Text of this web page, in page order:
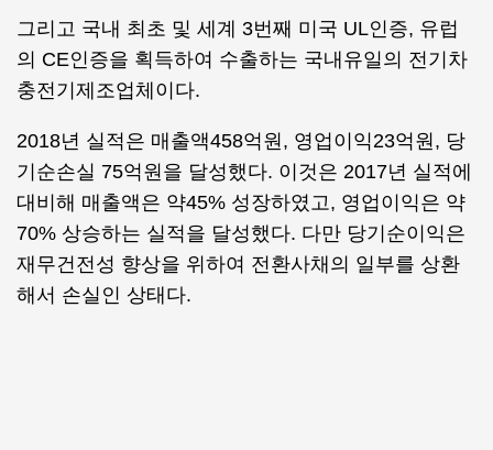
그리고 국내 최초 및 세계 3번째 미국 UL인증, 유럽
의 CE인증을 획득하여 수출하는 국내유일의 전기차
충전기제조업체이다.
2018년 실적은 매출액458억원, 영업이익23억원, 당
기순손실 75억원을 달성했다. 이것은 2017년 실적에
대비해 매출액은 약45% 성장하였고, 영업이익은 약
70% 상승하는 실적을 달성했다. 다만 당기순이익은
재무건전성 향상을 위하여 전환사채의 일부를 상환
해서 손실인 상태다.